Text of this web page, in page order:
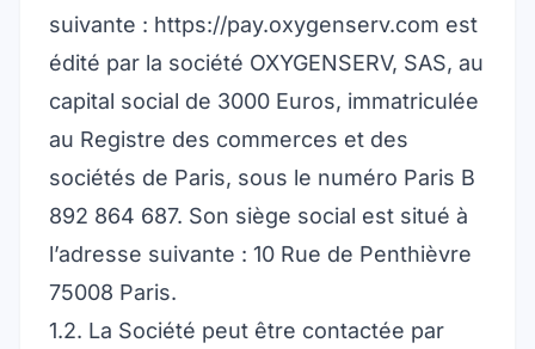
suivante : https://pay.oxygenserv.com est
édité par la société OXYGENSERV, SAS, au
capital social de 3000 Euros, immatriculée
au Registre des commerces et des
sociétés de Paris, sous le numéro Paris B
892 864 687. Son siège social est situé à
l’adresse suivante : 10 Rue de Penthièvre
75008 Paris.
1.2. La Société peut être contactée par